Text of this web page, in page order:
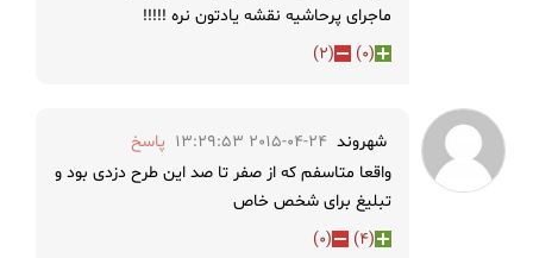
ماجرای پرحاشیه نقشه یادتون نره !!!!!
(
0
)
(
2
)
شهروند 2015-04-24 13:29:53
پاسخ
واقعا متاسفم که از صفر تا صد این طرح دزدی بود و
تبلیغ برای شخص خاص
(
4
)
(
0
)